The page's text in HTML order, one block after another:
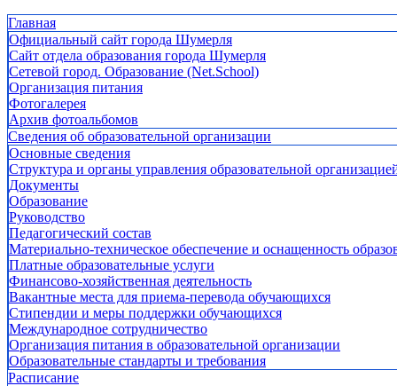
Главная
Официальный сайт города Шумерля
Сайт отдела образования города Шумерля
Сетевой город. Образование (Net.School)
Организация питания
Фотогалерея
Архив фотоальбомов
Сведения об образовательной организации
Основные сведения
Структура и органы управления образовательной
Документы
Образование
Руководство
Педагогический состав
Материально-техническое обеспечение и оснащенность
Платные образовательные услуги
Финансово-хозяйственная деятельность
Вакантные места для приема-перевода обучающихся
Стипендии и меры поддержки обучающихся
Международное сотрудничество
Организация питания в образовательной организации
Образовательные стандарты и требования
Расписание